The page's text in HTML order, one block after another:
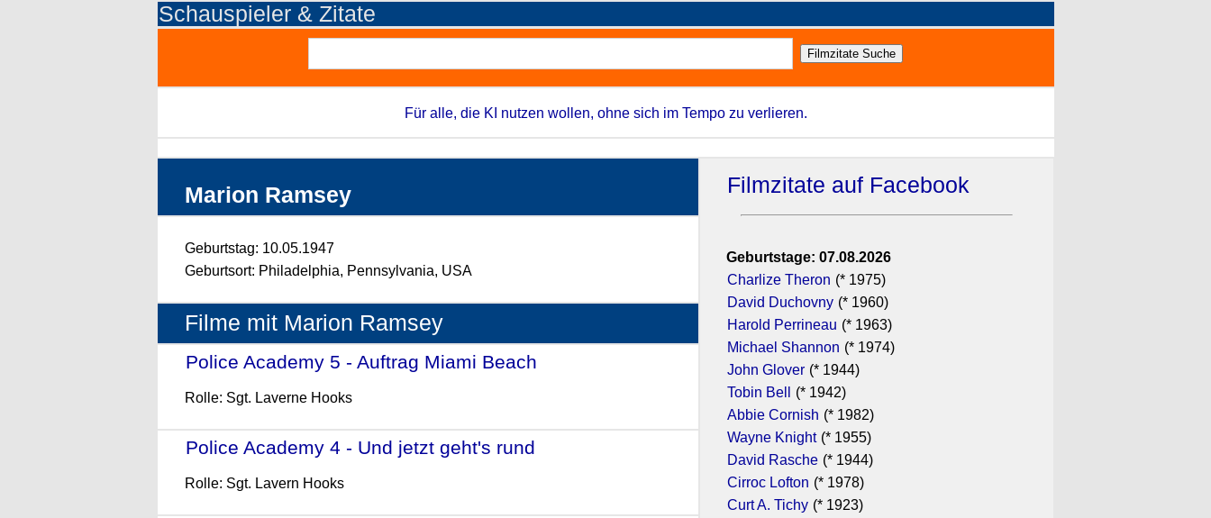
Schauspieler & Zitate
Für alle, die KI nutzen wollen, ohne sich im Tempo zu verlieren.
Marion Ramsey
Geburtstag: 10.05.1947
Geburtsort: Philadelphia, Pennsylvania, USA
Filme mit Marion Ramsey
Police Academy 5 - Auftrag Miami Beach
Rolle: Sgt. Laverne Hooks
Police Academy 4 - Und jetzt geht's rund
Rolle: Sgt. Lavern Hooks
Filmzitate auf Facebook
Geburtstage: 07.08.2026
Charlize Theron (* 1975)
David Duchovny (* 1960)
Harold Perrineau (* 1963)
Michael Shannon (* 1974)
John Glover (* 1944)
Tobin Bell
(* 1942)
Abbie Cornish (* 1982)
Wayne Knight (* 1955)
David Rasche (* 1944)
Cirroc Lofton (* 1978)
Curt A. Tichy (* 1923)